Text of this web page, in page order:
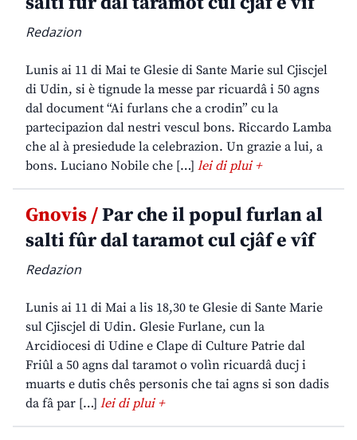
Redazion
Lunis ai 11 di Mai te Glesie di Sante Marie sul Cjiscjel
di Udin, si è tignude la messe par ricuardâ i 50 agns
dal document “Ai furlans che a crodin” cu la
partecipazion dal nestri vescul bons. Riccardo Lamba
che al à presiedude la celebrazion. Un grazie a lui, a
bons. Luciano Nobile che […] lei di plui +
Gnovis /Par che il popul furlan al
salti fûr dal taramot cul cjâf e vîf
Redazion
Lunis ai 11 di Mai a lis 18,30 te Glesie di Sante Marie
sul Cjiscjel di Udin. Glesie Furlane, cun la
Arcidiocesi di Udine e Clape di Culture Patrie dal
Friûl a 50 agns dal taramot o volìn ricuardâ ducj i
muarts e dutis chês personis che tai agns si son dadis
da fâ par […] lei di plui +